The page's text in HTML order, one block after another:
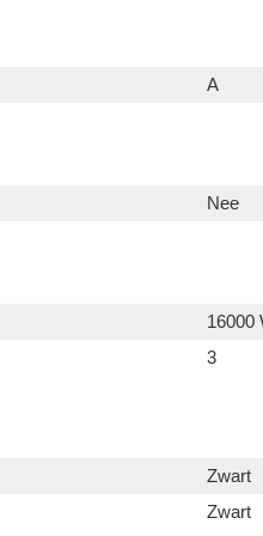
A
Nee
16000
3
Zwart
Zwart